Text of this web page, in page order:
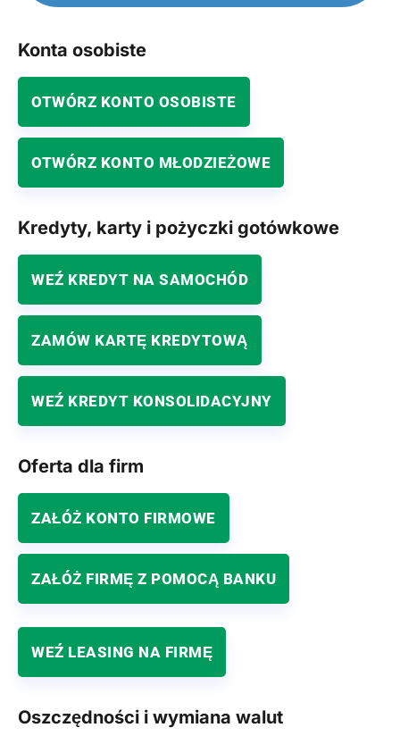
Konta osobiste
OTWÓRZ KONTO OSOBISTE
OTWÓRZ KONTO MŁODZIEŻOWE
Kredyty, karty i pożyczki gotówkowe
WEŹ KREDYT NA SAMOCHÓD
ZAMÓW KARTĘ KREDYTOWĄ
WEŹ KREDYT KONSOLIDACYJNY
Oferta dla firm
ZAŁÓŻ KONTO FIRMOWE
ZAŁÓŻ FIRMĘ Z POMOCĄ BANKU
WEŹ LEASING NA FIRMĘ
Oszczędności i wymiana walut